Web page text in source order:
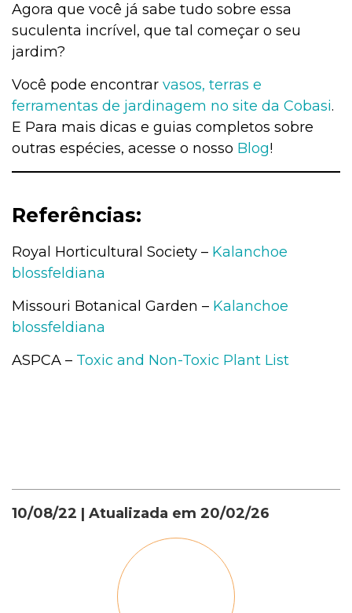
Agora que você já sabe tudo sobre essa
suculenta incrível, que tal começar o seu
jardim?
Você pode encontrar vasos, terras e
ferramentas de jardinagem no site da Cobasi.
E Para mais dicas e guias completos sobre
outras espécies, acesse o nosso Blog!
Referências:
Royal Horticultural Society – Kalanchoe
blossfeldiana
Missouri Botanical Garden – Kalanchoe
blossfeldiana
ASPCA – Toxic and Non-Toxic Plant List
10/08/22 | Atualizada em 20/02/26